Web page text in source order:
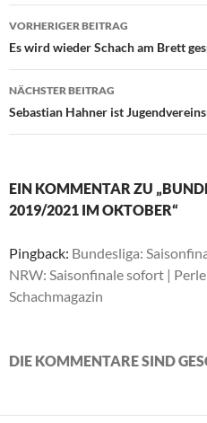
Beitragsnavigation
VORHERIGER BEITRAG
Es wird wieder Schach am Brett
NÄCHSTER BEITRAG
Sebastian Hahner ist
EIN KOMMENTAR ZU
2019/2021 IM OKTOBER“
Pingback: Bundesliga:
NRW: Saisonfinale sofort |
Schachmagazin
DIE KOMMENTARE SIND